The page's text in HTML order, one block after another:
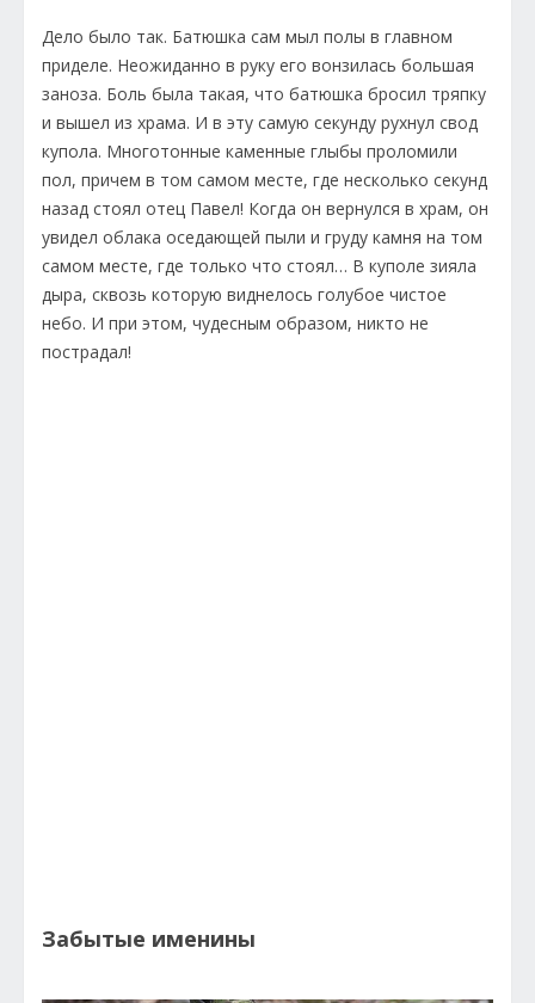
Дело было так. Батюшка сам мыл полы в главном
приделе. Неожиданно в руку его вонзилась большая
заноза. Боль была такая, что батюшка бросил тряпку
и вышел из храма. И в эту самую секунду рухнул свод
купола. Многотонные каменные глыбы проломили
пол, причем в том самом месте, где несколько секунд
назад стоял отец Павел! Когда он вернулся в храм, он
увидел облака оседающей пыли и груду камня на том
самом месте, где только что стоял… В куполе зияла
дыра, сквозь которую виднелось голубое чистое
небо. И при этом, чудесным образом, никто не
пострадал!
Забытые именины